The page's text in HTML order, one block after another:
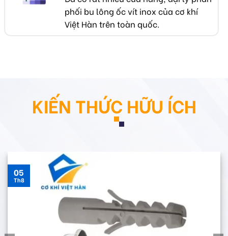
Đã có rất nhiều cửa hàng, đại lý phân
phối bu lông ốc vít inox của cơ khí
Việt Hàn trên toàn quốc.
KIẾN THỨC HỮU ÍCH
05
Th8